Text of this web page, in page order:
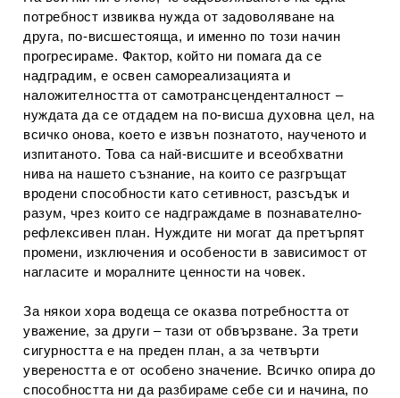
потребност извиква нужда от задоволяване на
друга, по-висшестояща, и именно по този начин
прогресираме. Фактор, който ни помага да се
надградим, е освен самореализацията и
наложителността от самотрансценденталност –
нуждата да се отдадем на по-висша духовна цел, на
всичко онова, което е извън познатото, наученото и
изпитаното. Това са най-висшите и всеобхватни
нива на нашето съзнание, на които се разгръщат
вродени способности като сетивност, разсъдък и
разум, чрез които се надграждаме в познавателно-
рефлексивен план. Нуждите ни могат да претърпят
промени, изключения и особености в зависимост от
нагласите и моралните ценности на човек.
За някои хора водеща се оказва потребността от
уважение, за други – тази от обвързване. За трети
сигурността е на преден план, а за четвърти
увереността е от особено значение. Всичко опира до
способността ни да разбираме себе си и начина, по